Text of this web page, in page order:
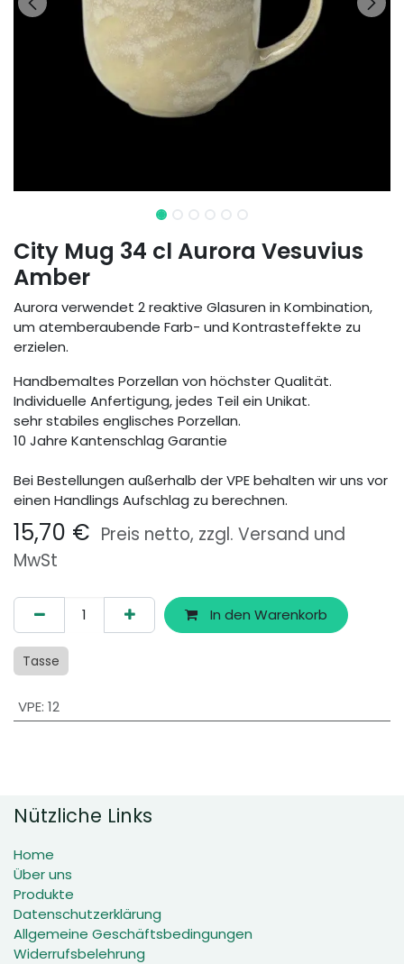
City Mug 34 cl Aurora Vesuvius
Amber
Aurora verwendet 2 reaktive Glasuren in Kombination,
um atemberaubende Farb- und Kontrasteffekte zu
erzielen.
Handbemaltes Porzellan von höchster Qualität.
Individuelle Anfertigung, jedes Teil ein Unikat.
sehr stabiles englisches Porzellan.
10 Jahre Kantenschlag Garantie
Bei Bestellungen außerhalb der VPE behalten wir uns vor
einen Handlings Aufschlag zu berechnen.
15,70 € Preis netto, zzgl. Versand und
MwSt
In den Warenkorb
Tasse
VPE: 12
Nützliche Links
Home
Über uns
Produkte
Datenschutzerklärung
Allgemeine Geschäftsbedingungen
Widerrufsbelehrung